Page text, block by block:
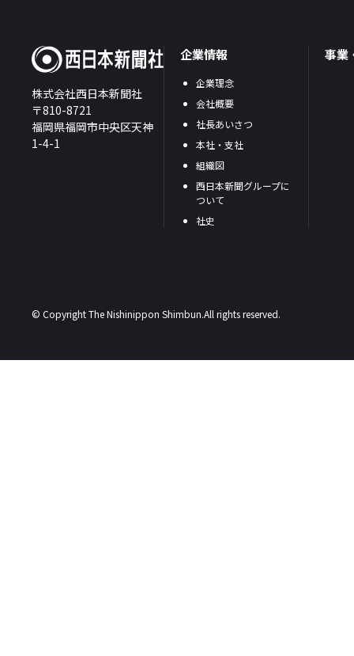
株式会社西日本新聞社
〒810-8721
福岡県福岡市中央区天神
1-4-1
企業情報
企業理念
会社概要
社長あいさつ
本社・支社
組織図
西日本新聞グループに
ついて
社史
事業
© Copyright The Nishinippon Shimbun.All rights reserved.